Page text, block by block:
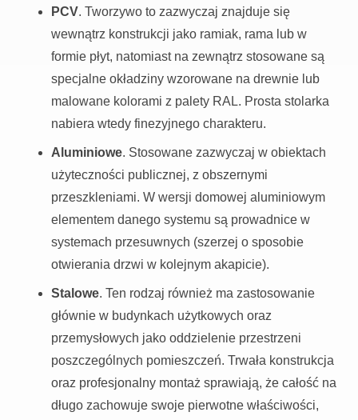
PCV. Tworzywo to zazwyczaj znajduje się
wewnątrz konstrukcji jako ramiak, rama lub w
formie płyt, natomiast na zewnątrz stosowane są
specjalne okładziny wzorowane na drewnie lub
malowane kolorami z palety RAL. Prosta stolarka
nabiera wtedy finezyjnego charakteru.
Aluminiowe. Stosowane zazwyczaj w obiektach
użyteczności publicznej, z obszernymi
przeszkleniami. W wersji domowej aluminiowym
elementem danego systemu są prowadnice w
systemach przesuwnych (szerzej o sposobie
otwierania drzwi w kolejnym akapicie).
Stalowe. Ten rodzaj również ma zastosowanie
głównie w budynkach użytkowych oraz
przemysłowych jako oddzielenie przestrzeni
poszczególnych pomieszczeń. Trwała konstrukcja
oraz profesjonalny montaż sprawiają, że całość na
długo zachowuje swoje pierwotne właściwości,